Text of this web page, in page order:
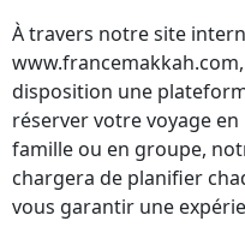
À travers notre site
disposition une
réserver votre voyage
famille ou en groupe,
chargera de planifier
vous garantir une